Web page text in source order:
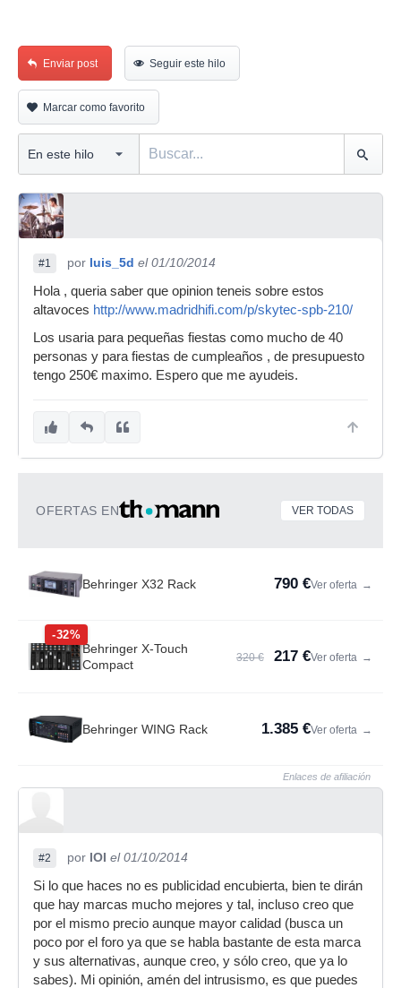
Enviar post Seguir este hilo
Marcar como favorito
#1 por luis_5d el 01/10/2014
Hola , queria saber que opinion teneis sobre estos
altavoces http://www.madridhifi.com/p/skytec-spb-210/
Los usaria para pequeñas fiestas como mucho de 40
personas y para fiestas de cumpleaños , de presupuesto
tengo 250€ maximo. Espero que me ayudeis.
OFERTAS EN VER TODAS
Behringer X32 Rack 790 €Ver oferta →
-32%
Behringer X-Touch
Compact
320 € 217 €Ver oferta →
Behringer WING Rack 1.385 €Ver oferta →
Enlaces de afiliación
#2 por IOI el 01/10/2014
Si lo que haces no es publicidad encubierta, bien te dirán
que hay marcas mucho mejores y tal, incluso creo que
por el mismo precio aunque mayor calidad (busca un
poco por el foro ya que se habla bastante de esta marca
y sus alternativas, aunque creo, y sólo creo, que ya lo
sabes). Mi opinión, amén del intrusismo, es que puedes